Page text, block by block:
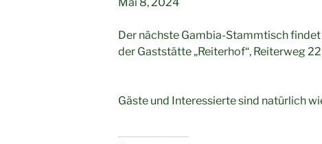
Der nächste Gambia-Stammtisch findet
der Gaststätte „Reiterhof“, Reiterweg
Gäste und Interessierte sind natürlich